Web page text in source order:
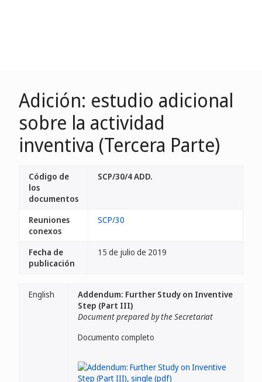
Adición: estudio adicional
sobre la actividad
inventiva (Tercera Parte)
Código de
los
documentos
SCP/30/4 ADD.
Reuniones
conexos
SCP/30
Fecha de
publicación
15 de julio de 2019
English
Addendum: Further Study on Inventive
Step (Part III)
Document prepared by the Secretariat
Documento completo